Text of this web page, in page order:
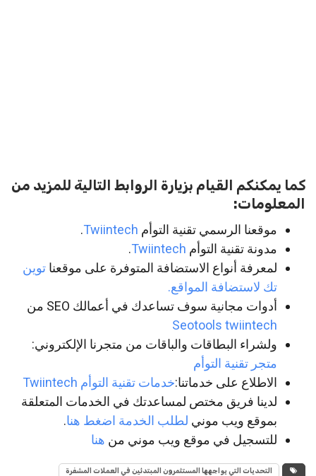
كما يمكنكم القيام بزيارة الروابط التالية للمزيد من
المعلومات:
موقعنا الرسمي تقنية التوأم Twiintech
.
مدونة تقنية التوأم Twiintech
.
لمعرفة أنواع الاستضافة المتوفرة على موقعنا توين
تك لاستضافة المواقع.
أدوات مجانية سوف تساعدك في أعمالك SEO من
Seotools twiintech
ولشراء البطاقات والباقات من متجرنا الإلكتروني:
متجر تقنية التوأم
الاطلاع على خدماتنا:خدمات تقنية التوأم Twiintech
لدينا فريق مختص لمساعدتك في الخدمات المتعلقة
بموقع ويب موني لطلب الخدمة اضغط هنا.
للتسجيل في موقع ويب موني من هنا
التحديات التي يواجهها المستثمرون المبتدئين في العملات المشفرة